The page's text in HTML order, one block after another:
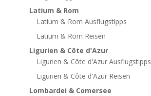
Latium & Rom
Latium & Rom Ausflugstipps
Latium & Rom Reisen
Ligurien & Côte d'Azur
Ligurien & Côte d'Azur Ausflugstipps
Ligurien & Côte d'Azur Reisen
Lombardei & Comersee